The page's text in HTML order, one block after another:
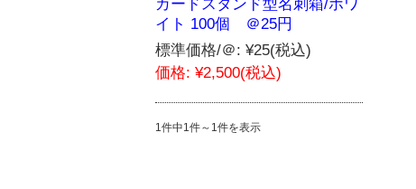
カードスタンド型名刺箱/ホワ
イト 100個 ＠25円
標準価格/＠: ¥25(税込)
価格: ¥2,500(税込)
1件中1件～1件を表示